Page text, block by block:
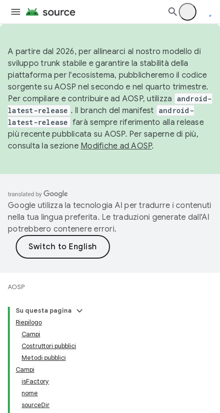
A partire dal 2026, per allinearci al nostro modello di
sviluppo trunk stabile e garantire la stabilità della
piattaforma per l'ecosistema, pubblicheremo il codice
sorgente su AOSP nel secondo e nel quarto trimestre.
Per compilare e contribuire ad AOSP, utilizza
android-
latest-release . Il branch del manifest android-
latest-release farà sempre riferimento alla release
più recente pubblicata su AOSP. Per saperne di più,
consulta la sezione Modifiche ad AOSP.
Google utilizza la tecnologia AI per tradurre i contenuti
nella tua lingua preferita. Le traduzioni generate dall'AI
potrebbero contenere errori.
AOSP
Su questa pagina
Riepilogo
Campi
Costruttori pubblici
Metodi pubblici
Campi
isFactory
nome
sourceDir